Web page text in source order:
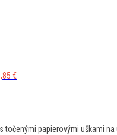
€
točenými papierovými uškami na